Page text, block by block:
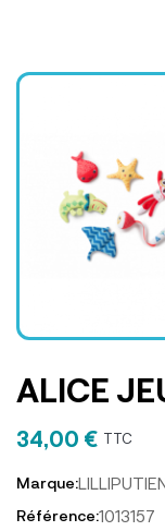
ALICE
34,00 € TTC
Marque:
Référence:1013157